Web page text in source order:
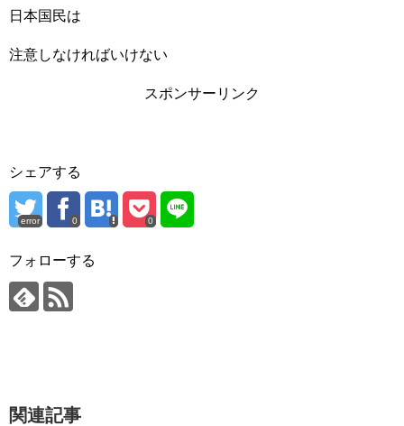
日本国民は
注意しなければいけない
スポンサーリンク
シェアする
error 0 0
フォローする
関連記事